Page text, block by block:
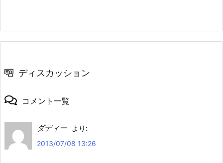
ディスカッション
コメント一覧
ダディー
より:
2013/07/08 13:26